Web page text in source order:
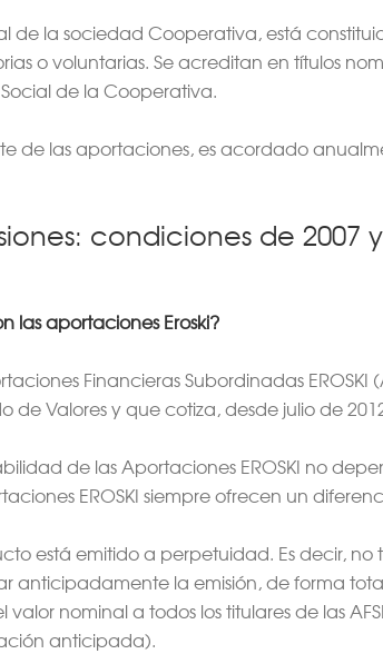
de la sociedad Cooperativa, está
o voluntarias. Se acreditan en títulos
de la Cooperativa.
de las aportaciones, es acordado
condiciones de 2007
las aportaciones Eroski?
Financieras Subordinadas
de Valores y que cotiza, desde julio de
de las Aportaciones EROSKI no
EROSKI siempre ofrecen un
está emitido a perpetuidad. Es decir,
anticipadamente la emisión, de forma
valor nominal a todos los titulares de las
anticipada).